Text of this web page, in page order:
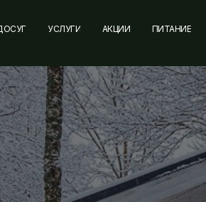
УСЛУГИ АКЦИИ ПИТАНИЕ